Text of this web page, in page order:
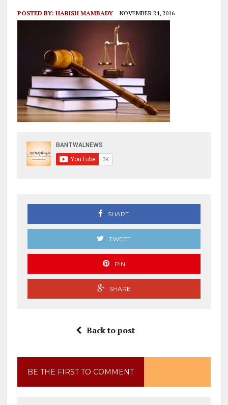
POSTED BY: HARISH MAMBADY NOVEMBER 24, 2016
SHARE
TWEET
PIN
SHARE
Back to post
BE THE FIRST TO COMMENT